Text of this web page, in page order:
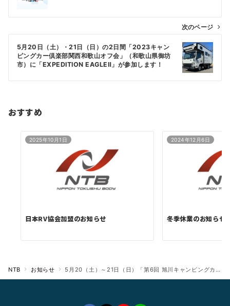
ビ
ゲ
ー
シ
ョ
次のページ
5月20日（土）・21日（日）の2日間「2023キャン
ピングカー倶楽部関西和歌山オフ会」（和歌山県御坊
市）に「EXPEDITION EAGLEⅡ」が参加します！
おすすめ
2025年10月1日
日本RV協会加盟のお知らせ
2024年12月6日
冬季休業のお知らせ
NTB お知らせ 5月20（土）～21日（日）「第6回 旭川キャンピングカーフェア」（道の駅 あさひかわ）に「EXPEDITION EAGLEⅡ & CRESTED ibis」を出展！